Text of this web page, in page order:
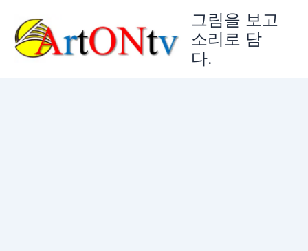
그림을 보고
소리로 담
다.